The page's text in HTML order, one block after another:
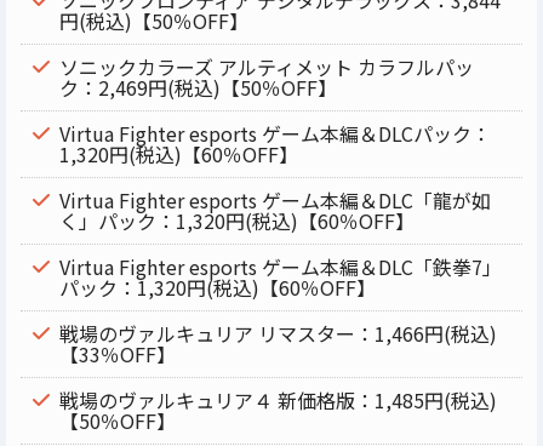
円(税込)【50％OFF】
ソニックカラーズ アルティメット カラフルパッ
ク：2,469円(税込)【50％OFF】
Virtua Fighter esports ゲーム本編＆DLCパック：
1,320円(税込)【60％OFF】
Virtua Fighter esports ゲーム本編＆DLC「龍が如
く」パック：1,320円(税込)【60％OFF】
Virtua Fighter esports ゲーム本編＆DLC「鉄拳7」
パック：1,320円(税込)【60％OFF】
戦場のヴァルキュリア リマスター：1,466円(税込)
【33％OFF】
戦場のヴァルキュリア４ 新価格版：1,485円(税込)
【50％OFF】